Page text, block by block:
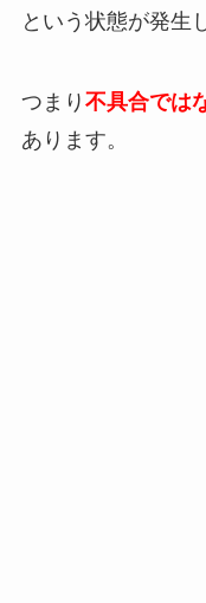
という状態が発生
つまり 不具合では
あります。